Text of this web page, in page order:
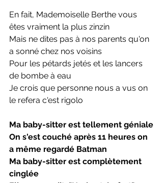
En fait, Mademoiselle Berthe vous
êtes vraiment la plus zinzin
Mais ne dites pas à nos parents qu'on
a sonné chez nos voisins
Pour les pétards jetés et les lancers
de bombe à eau
Je crois que personne nous a vus on
le refera c'est rigolo
Ma baby-sitter est tellement géniale
On s'est couché après 11 heures on
a même regardé Batman
Ma baby-sitter est complètement
cinglée